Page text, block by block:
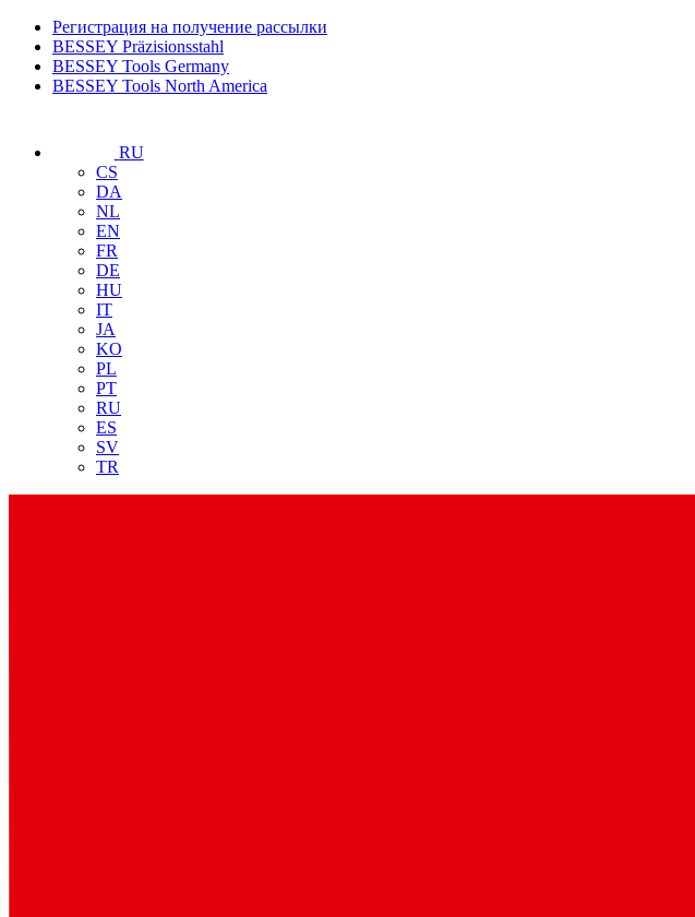
Регистрация на получение рассылки
BESSEY Präzisionsstahl
BESSEY Tools Germany
BESSEY Tools North America
RU
CS
DA
NL
EN
FR
DE
HU
IT
JA
KO
PL
PT
RU
ES
SV
TR